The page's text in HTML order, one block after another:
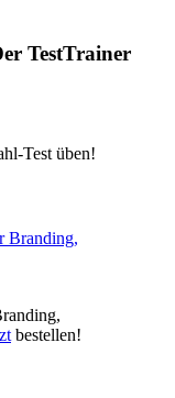
TestTrainer
Test üben!
bestellen!